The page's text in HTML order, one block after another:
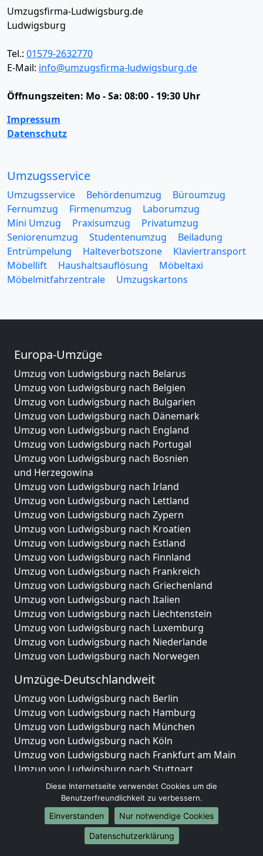
Umzugsfirma-Ludwigsburg.de
Ludwigsburg
Tel.: 01579-2632770
E-Mail: info@umzugsfirma-ludwigsburg.de
Öffnungszeiten: Mo - Sa: 08:00 - 19:30 Uhr
Impressum
Datenschutz
Umzugsservice
Umzugsservice Behördenumzug
Büroumzug
Fernumzug
Firmenumzug
Laborumzug
Mini Umzug
Praxisumzug
Privatumzug
Seniorenumzug
Studentenumzug
Beiladung
Entrümpelung
Halteverbotszone
Klaviertransport
Möbellift
Haushaltsauflösung
Möbeltaxi
Möbelmitfahrzentrale
Umzugskartons
Europa-Umzüge
Umzug von Ludwigsburg nach Belarus
Umzug von Ludwigsburg nach Belgien
Umzug von Ludwigsburg nach Bulgarien
Umzug von Ludwigsburg nach Dänemark
Umzug von Ludwigsburg nach England
Umzug von Ludwigsburg nach Portugal
Umzug von Ludwigsburg nach Bosnien
und Herzegowina
Umzug von Ludwigsburg nach Irland
Umzug von Ludwigsburg nach Lettland
Umzug von Ludwigsburg nach Zypern
Umzug von Ludwigsburg nach Kroatien
Umzug von Ludwigsburg nach Estland
Umzug von Ludwigsburg nach Finnland
Umzug von Ludwigsburg nach Frankreich
Umzug von Ludwigsburg nach Griechenland
Umzug von Ludwigsburg nach Italien
Umzug von Ludwigsburg nach Liechtenstein
Umzug von Ludwigsburg nach Luxemburg
Umzug von Ludwigsburg nach Niederlande
Umzug von Ludwigsburg nach Norwegen
Umzüge-Deutschlandweit
Umzug von Ludwigsburg nach Berlin
Umzug von Ludwigsburg nach Hamburg
Umzug von Ludwigsburg nach München
Umzug von Ludwigsburg nach Köln
Umzug von Ludwigsburg nach Frankfurt am Main
Umzug von Ludwigsburg nach Stuttgart
Umzug von Ludwigsburg nach Düsseldorf
Umzug von Ludwigsburg nach Leipzig
Umzug von Ludwigsburg nach Dortmund
Umzug von Ludwigsburg nach Essen
Umzug von Ludwigsburg nach Bremen
Diese Internetseite verwendet Cookies um die
Benutzerfreundlichkeit zu verbessern.
Einverstanden
Nur notwendige Cookies
Datenschutzerklärung